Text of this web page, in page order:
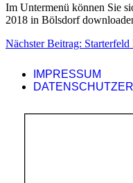
Im Untermenü können Sie
2018 in Bölsdorf
Nächster Beitrag:
IMPRESSUM